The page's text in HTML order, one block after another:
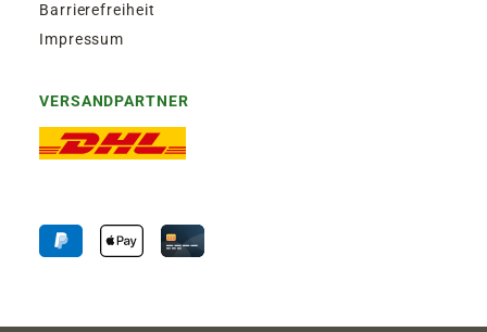
Barrierefreiheit
Impressum
VERSANDPARTNER